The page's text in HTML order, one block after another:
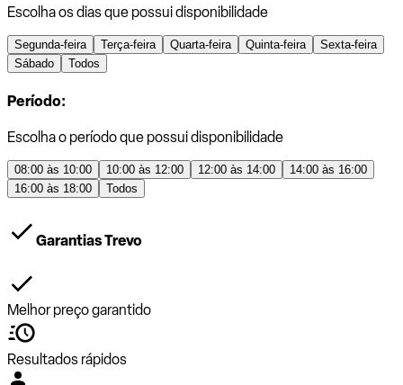
Escolha os dias que possui disponibilidade
Segunda-feira Terça-feira Quarta-feira Quinta-feira
Sexta-feira
Sábado
Todos
Período:
Escolha o período que possui disponibilidade
08:00 às 10:00 10:00 às 12:00 12:00 às 14:00
14:00 às 16:00
16:00 às 18:00
Todos
Garantias Trevo
Melhor preço garantido
Resultados rápidos